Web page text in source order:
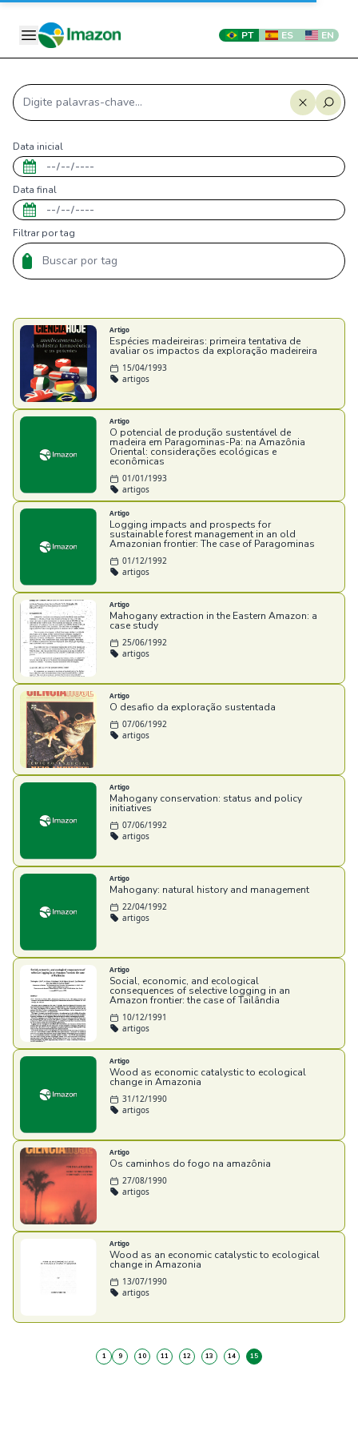
PT ES EN
Data inicial
Data final
Filtrar por tag
Artigo
Espécies madeireiras: primeira tentativa de
avaliar os impactos da exploração madeireira
15/04/1993
artigos
Artigo
O potencial de produção sustentável de
madeira em Paragominas-Pa: na Amazônia
Oriental: considerações ecológicas e
econômicas
01/01/1993
artigos
Artigo
Logging impacts and prospects for
sustainable forest management in an old
Amazonian frontier: The case of Paragominas
01/12/1992
artigos
Artigo
Mahogany extraction in the Eastern Amazon: a
case study
25/06/1992
artigos
Artigo
O desafio da exploração sustentada
07/06/1992
artigos
Artigo
Mahogany conservation: status and policy
initiatives
07/06/1992
artigos
Artigo
Mahogany: natural history and management
22/04/1992
artigos
Artigo
Social, economic, and ecological
consequences of selective logging in an
Amazon frontier: the case of Tailândia
10/12/1991
artigos
Artigo
Wood as economic catalystic to ecological
change in Amazonia
31/12/1990
artigos
Artigo
Os caminhos do fogo na amazônia
27/08/1990
artigos
Artigo
Wood as an economic catalystic to ecological
change in Amazonia
13/07/1990
artigos
1 9 10 11 12 13 14 15